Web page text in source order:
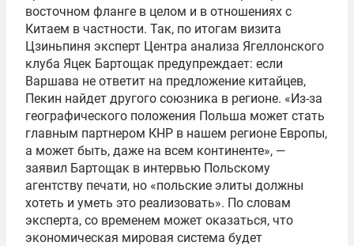
восточном фланге в целом и в отношениях с
Китаем в частности. Так, по итогам визита
Цзиньпиня эксперт Центра анализа Ягеллонского
клуба Яцек Бартощак предупреждает: если
Варшава не ответит на предложение китайцев,
Пекин найдет другого союзника в регионе. «Из-за
географического положения Польша может стать
главным партнером КНР в нашем регионе Европы,
а может быть, даже на всем континенте», —
заявил Бартощак в интервью Польскому
агентству печати, но «польские элиты должны
хотеть и уметь это реализовать». По словам
эксперта, со временем может оказаться, что
экономическая мировая система будет